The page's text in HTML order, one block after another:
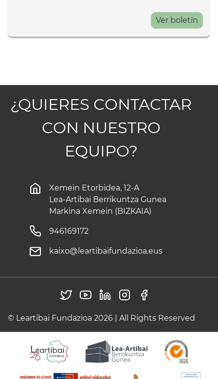
Ver boletín
¿QUIERES CONTACTAR
CON NUESTRO
EQUIPO?
Xemein Etorbidea, 12-A
Lea-Artibai Berrikuntza Gunea
Markina Xemein (BIZKAIA)
946169172
kaixo@leartibaifundazioa.eus
© Leartibai Fundazioa 2026 | All Rights Reserved